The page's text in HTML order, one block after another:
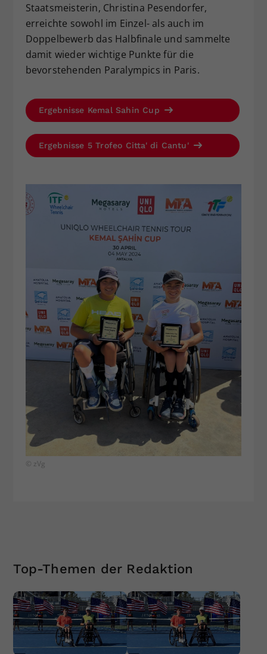
Staatsmeisterin, Christina Pesendorfer,
erreichte sowohl im Einzel- als auch im
Doppelbewerb das Halbfinale und sammelte
damit wieder wichtige Punkte für die
bevorstehenden Paralympics in Paris.
Ergebnisse Kemal Sahin Cup
Ergebnisse 5 Trofeo Citta' di Cantu'
© zVg
Top-Themen der Redaktion